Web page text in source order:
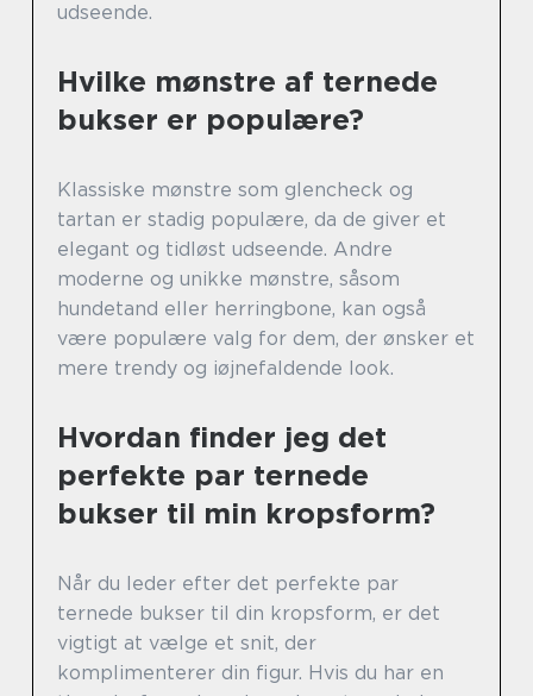
udseende.
Hvilke mønstre af ternede
bukser er populære?
Klassiske mønstre som glencheck og
tartan er stadig populære, da de giver et
elegant og tidløst udseende. Andre
moderne og unikke mønstre, såsom
hundetand eller herringbone, kan også
være populære valg for dem, der ønsker et
mere trendy og iøjnefaldende look.
Hvordan finder jeg det
perfekte par ternede
bukser til min kropsform?
Når du leder efter det perfekte par
ternede bukser til din kropsform, er det
vigtigt at vælge et snit, der
komplimenterer din figur. Hvis du har en